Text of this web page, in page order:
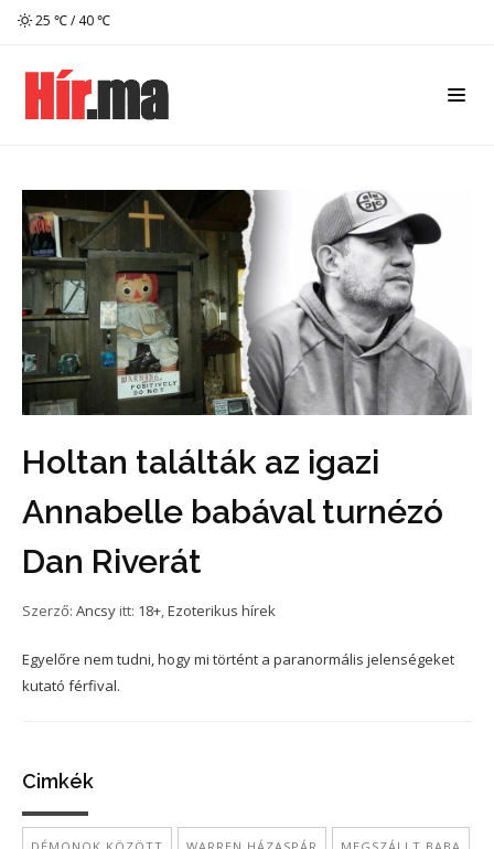
25 ℃ / 40 ℃
Holtan találták az igazi
Annabelle babával turnézó
Dan Riverát
Szerző: Ancsy itt: 18+,Ezoterikus hírek
Egyelőre nem tudni, hogy mi történt a paranormális jelenségeket
kutató férfival.
Cimkék